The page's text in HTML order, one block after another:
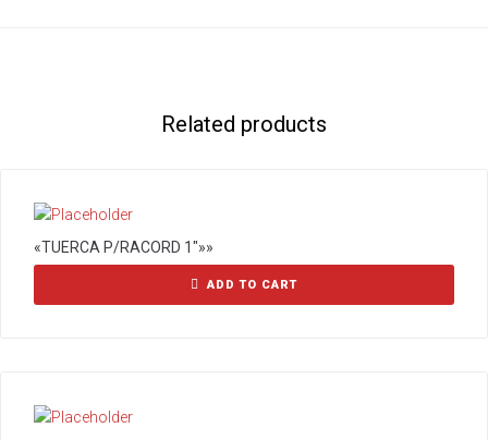
Related products
«TUERCA P/RACORD 1″»»
ADD TO CART